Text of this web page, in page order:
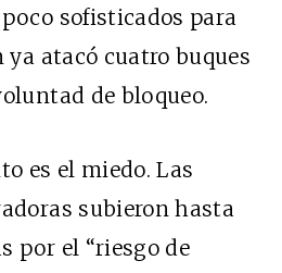
sofisticados para
ya atacó cuatro buques
de bloqueo.
es el miedo. Las
subieron hasta
por el “riesgo de